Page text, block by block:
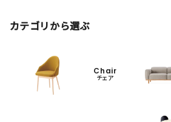
カテゴリから選ぶ
Chair
チェア